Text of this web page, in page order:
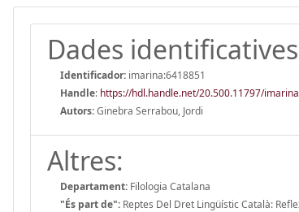
Dades identificatives
Identificador: imarina:6418851
Handle: https://hdl.handle.net/20.500.11797/
Autors:Ginebra Serrabou, Jordi
Altres:
Departament: Filologia Catalana
"És part de": Reptes Del Dret Lingüístic Català: